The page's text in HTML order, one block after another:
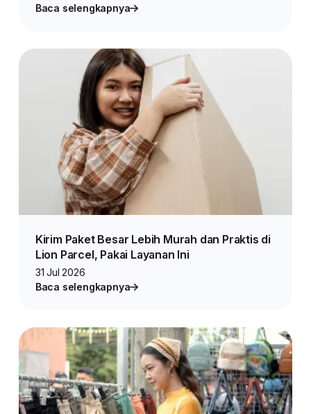
Baca selengkapnya
Kirim Paket Besar Lebih Murah dan Praktis di
Lion Parcel, Pakai Layanan Ini
31 Jul 2026
Baca selengkapnya